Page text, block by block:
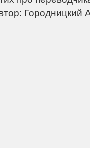
Городницкий